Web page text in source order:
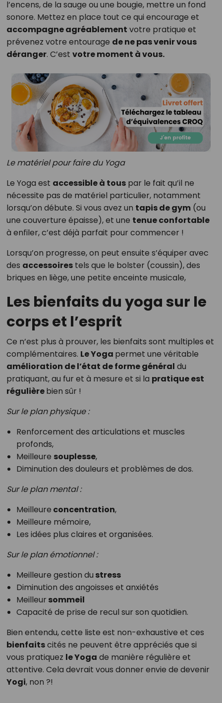
l’encens, de la sauge ou une bougie, mettre un fond
sonore. Mettez en place tout ce qui encourage et
accompagne agréablement votre pratique et
prévenez votre entourage de ne pas venir vous
déranger. C’est votre moment à vous.
Le matériel pour faire du Yoga
Le Yoga est accessible à touspar le fait qu’il ne
nécessite pas de matériel particulier, notamment
lorsqu’on débute. Si vous avez un tapis de gym(ou
une couverture épaisse), et une tenue confortable
à enfiler, c’est déjà parfait pour commencer !
Lorsqu’on progresse, on peut ensuite s’équiper avec
des accessoirestels que le bolster (coussin), des
briques en liège, une petite enceinte musicale,
Les bienfaits du yoga sur le
corps et l’esprit
Ce n’est plus à prouver, les bienfaits sont multiples et
complémentaires. Le Yoga permet une véritable
amélioration de l’état de forme général du
pratiquant, au fur et à mesure et si la pratique est
régulièrebien sûr !
Sur le plan physique :
Renforcement des articulations et muscles
profonds,
Meilleure souplesse,
Diminution des douleurs et problèmes de dos.
Sur le plan mental :
Meilleure concentration,
Meilleure mémoire,
Les idées plus claires et organisées.
Sur le plan émotionnel :
Meilleure gestion du stress
Diminution des angoisses et anxiétés
Meilleur sommeil
Capacité de prise de recul sur son quotidien.
Bien entendu, cette liste est non-exhaustive et ces
bienfaitscités ne peuvent être appréciés que si
vous pratiquez le Yoga de manière régulière et
attentive. Cela devrait vous donner envie de devenir
Yogi, non ?!